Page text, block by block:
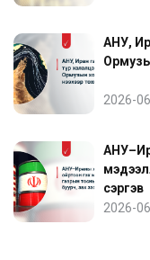
АНУ,
2026-
сэргэв
2026-